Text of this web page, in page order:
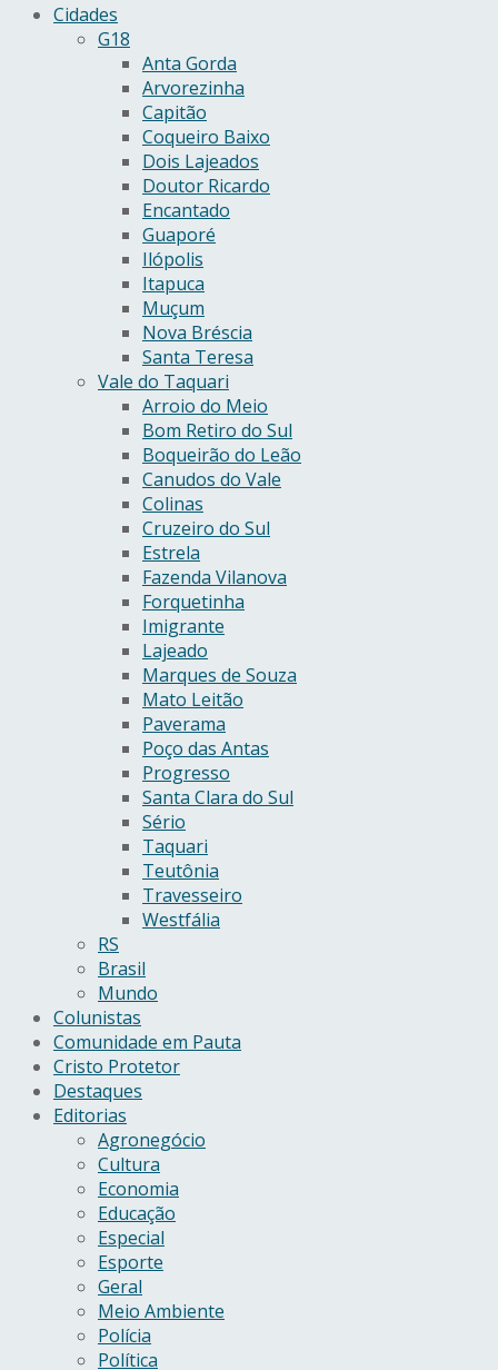
Cidades
G18
Anta Gorda
Arvorezinha
Capitão
Coqueiro Baixo
Dois Lajeados
Doutor Ricardo
Encantado
Guaporé
Ilópolis
Itapuca
Muçum
Nova Bréscia
Santa Teresa
Vale do Taquari
Arroio do Meio
Bom Retiro do Sul
Boqueirão do Leão
Canudos do Vale
Colinas
Cruzeiro do Sul
Estrela
Fazenda Vilanova
Forquetinha
Imigrante
Lajeado
Marques de Souza
Mato Leitão
Paverama
Poço das Antas
Progresso
Santa Clara do Sul
Sério
Taquari
Teutônia
Travesseiro
Westfália
RS
Brasil
Mundo
Colunistas
Comunidade em Pauta
Cristo Protetor
Destaques
Editorias
Agronegócio
Cultura
Economia
Educação
Especial
Esporte
Geral
Meio Ambiente
Polícia
Política